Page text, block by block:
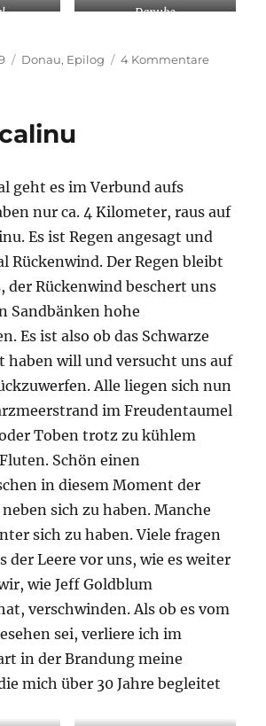
Danube
Kategorien
Donau, Epilog 4 Kommentarezu
geht es im Verbund aufs
nur ca. 4 Kilometer, raus auf
Es ist Regen angesagt und
Rückenwind. Der Regen bleibt
der Rückenwind beschert uns
Sandbänken hohe
Es ist also ob das Schwarze
haben will und versucht uns auf
Alle liegen sich nun
im Freudentaumel
Toben trotz zu kühlem
Schön einen
in diesem Moment der
sich zu haben. Manche
sich zu haben. Viele fragen
der Leere vor uns, wie es weiter
wie Jeff Goldblum
verschwinden. Als ob es vom
sei, verliere ich im
in der Brandung meine
mich über 30 Jahre begleitet